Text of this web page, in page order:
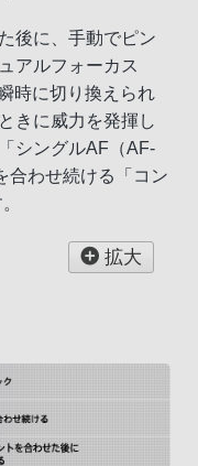
後に、手動でピン
アルフォーカス
時に切り換えられ
きに威力を発揮し
シングルAF（AF-
合わせ続ける「コン
拡大